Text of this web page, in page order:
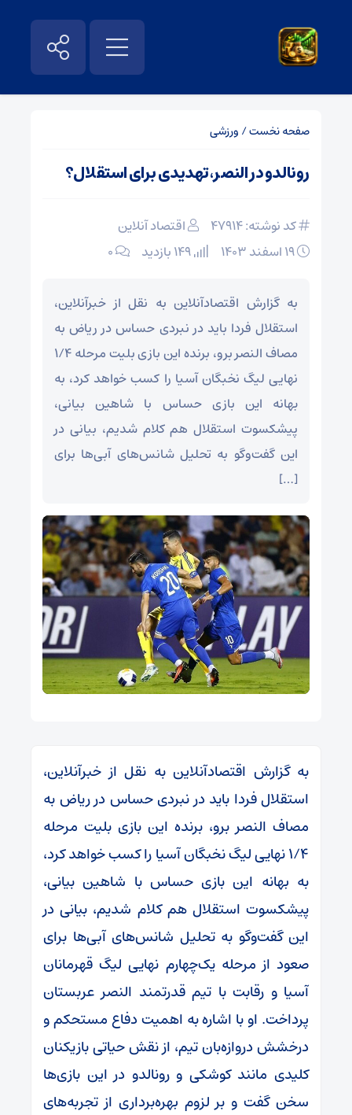
صفحه نخست/ ورزشی
رونالدو در النصر، تهدیدی برای استقلال؟
کد نوشته: 47914
اقتصاد آنلاین
۰
به گزارش اقتصادآنلاین به نقل از خبرآنلاین،
استقلال فردا باید در نبردی حساس در ریاض به
مصاف النصر برو، برنده این بازی بلیت مرحله ۱/۴
نهایی لیگ نخبگان آسیا را کسب خواهد کرد، به
بهانه این بازی حساس با شاهین بیانی،
پیشکسوت استقلال هم کلام شدیم، بیانی در
این گفت‌و‌گو به تحلیل شانس‌های آبی‌ها برای
[…]
به گزارش اقتصادآنلاین به نقل از خبرآنلاین،
استقلال فردا باید در نبردی حساس در ریاض به
مصاف النصر برو، برنده این بازی بلیت مرحله
۱/۴ نهایی لیگ نخبگان آسیا را کسب خواهد کرد،
به بهانه این بازی حساس با شاهین بیانی،
پیشکسوت استقلال هم کلام شدیم، بیانی در
این گفت‌و‌گو به تحلیل شانس‌های آبی‌ها برای
صعود از مرحله یک‌چهارم نهایی لیگ قهرمانان
آسیا و رقابت با تیم قدرتمند النصر عربستان
پرداخت. او با اشاره به اهمیت دفاع مستحکم و
درخشش دروازه‌بان تیم، از نقش حیاتی بازیکنان
کلیدی مانند کوشکی و رونالدو در این بازی‌ها
سخن گفت و بر لزوم بهره‌برداری از تجربه‌های